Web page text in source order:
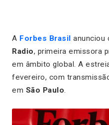
A Forbes Brasil anunciou
Radio, primeira emissora
em âmbito global. A
fevereiro, com
em São Paulo.